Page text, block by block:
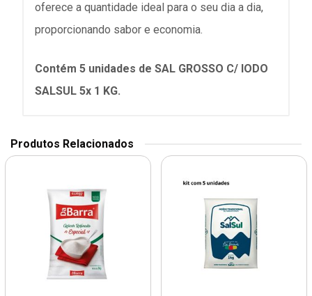
oferece a quantidade ideal para o seu dia a dia,
proporcionando sabor e economia.
Contém 5 unidades de SAL GROSSO C/ IODO
SALSUL 5x 1 KG.
Produtos Relacionados